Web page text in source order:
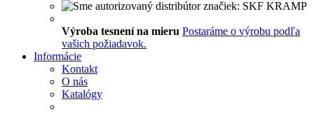
Výroba tesnení na mieru Postaráme o výrobu podľa
vašich požiadavok.
Informácie
Kontakt
O nás
Katalógy